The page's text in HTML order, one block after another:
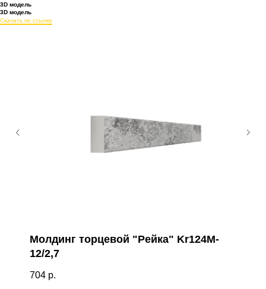
3D модель
3D модель
Скачать по ссылке
Молдинг торцевой "Рейка" Kr124M-
12/2,7
704 р.